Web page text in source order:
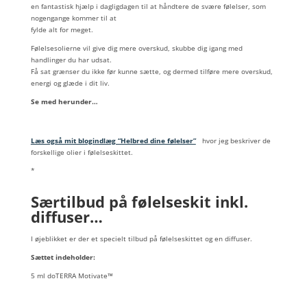
en fantastisk hjælp i dagligdagen til at håndtere de svære følelser, som
nogengange kommer til at
fylde alt for meget.
Følelsesolierne vil give dig mere overskud, skubbe dig igang med
handlinger du har udsat.
Få sat grænser du ikke før kunne sætte, og dermed tilføre mere overskud,
energi og glæde i dit liv.
Se med herunder…
Læs også mit blogindlæg “Helbred dine følelser”hvor jeg beskriver de
forskellige olier i følelseskittet.
*
Særtilbud på følelseskit inkl.
diffuser…
I øjeblikket er der et specielt tilbud på følelseskittet og en diffuser.
Sættet indeholder:
5 ml doTERRA Motivate™